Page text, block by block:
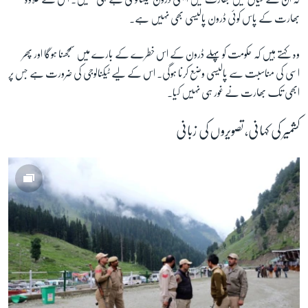
بھارت کے پاس کوئی ڈرون پالیسی بھی نہیں ہے۔
وہ کہتے ہیں کہ حکومت کو پہلے ڈرون کے اس خطرے کے بارے میں سمجھنا ہوگا اور پھر
اسی کی مناسبت سے پالیسی وضع کرنا ہوگی۔ اس کے لیے ٹیکنالوجی کی ضرورت ہے جس پر
ابھی تک بھارت نے غور ہی نہیں کیا۔
کشمیر کی کہانی، تصویروں کی زبانی